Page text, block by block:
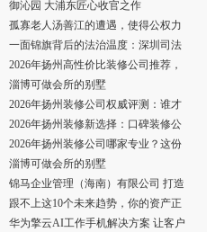
年7月16日-18日在
御沁园 大浦东匠心收官之作
孤寡老人汤善江的遭遇，使得公权力
虽在场却未能制
一面锦旗背后的法治温度：深圳司法
公正诠释“以人
2026年扬州高性价比装修公司推荐，
精挑细选不踩坑
淄博可做会所的别墅
2026年扬州装修公司权威评测：谁才
是真正的口碑王？
2026年扬州装修新选择：口碑装修公
司全解析
2026年扬州装修公司哪家专业？这份
筛选指南帮避坑
淄博可做会所的别墅
锦马企业管理（海南）有限公司 打造
城市商业地产品
跟不上这10个未来趋势，你的资产正
在贬值！——2
华为擎云AI工作手机解决方案 让客户